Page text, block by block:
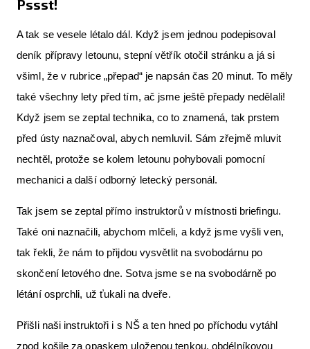
Pssst!
A tak se vesele létalo dál. Když jsem jednou podepisoval
deník přípravy letounu, stepní větřík otočil stránku a já si
všiml, že v rubrice „přepad“ je napsán čas 20 minut. To měly
také všechny lety před tím, ač jsme ještě přepady nedělali!
Když jsem se zeptal technika, co to znamená, tak prstem
před ústy naznačoval, abych nemluvil. Sám zřejmě mluvit
nechtěl, protože se kolem letounu pohybovali pomocní
mechanici a další odborný letecký personál.
Tak jsem se zeptal přímo instruktorů v místnosti briefingu.
Také oni naznačili, abychom mlčeli, a když jsme vyšli ven,
tak řekli, že nám to přijdou vysvětlit na svobodárnu po
skončení letového dne. Sotva jsme se na svobodárně po
létání osprchli, už ťukali na dveře.
Přišli naši instruktoři i s NŠ a ten hned po příchodu vytáhl
zpod košile za opaskem uloženou tenkou, obdélníkovou